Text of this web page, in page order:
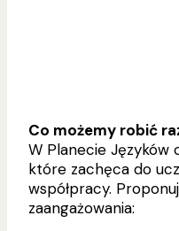
Co możemy robić
W Planecie
które zachęca do
współpracy.
zaangażowania: